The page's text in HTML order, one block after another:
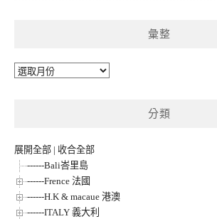
彙整
彙
分類
展開全部 | 收合全部
------Bali峇里島
------Frence 法國
------H.K & macaue 港澳
------ITALY 義大利